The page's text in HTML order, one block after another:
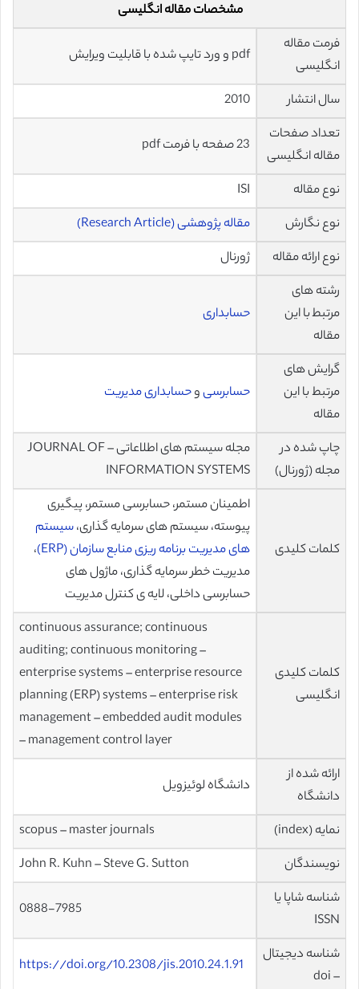
مشخصات مقاله انگلیسی
فرمت مقاله
انگلیسی
pdf و ورد تایپ شده با قابلیت ویرایش
سال انتشار
2010
تعداد صفحات
مقاله انگلیسی
23 صفحه با فرمت pdf
نوع مقاله
ISI
نوع نگارش
مقاله پژوهشی (Research Article)
نوع ارائه مقاله
ژورنال
رشته های
مرتبط با این
مقاله
حسابداری
گرایش های
مرتبط با این
مقاله
حسابرسیوحسابداری مدیریت
چاپ شده در
مجله (ژورنال)
مجله سیستم های اطلاعاتی – JOURNAL OF
INFORMATION SYSTEMS
کلمات کلیدی
اطمینان مستمر، حسابرسی مستمر، پیگیری
پیوسته، سیستم های سرمایه گذاری،سیستم
های مدیریت برنامه ریزی منابع سازمان (ERP)
،
مدیریت خطر سرمایه گذاری، ماژول های
حسابرسی داخلی، لایه ی کنترل مدیریت
کلمات کلیدی
انگلیسی
continuous assurance; continuous
auditing; continuous monitoring –
enterprise systems – enterprise resource
planning (ERP) systems – enterprise risk
management – embedded audit modules
– management control layer
ارائه شده از
دانشگاه
دانشگاه لوئیزویل
نمایه (index)
scopus – master journals
نویسندگان
John R. Kuhn – Steve G. Sutton
شناسه شاپا یا
ISSN
0888-7985
شناسه دیجیتال
– doi
https://doi.org/10.2308/jis.2010.24.1.91